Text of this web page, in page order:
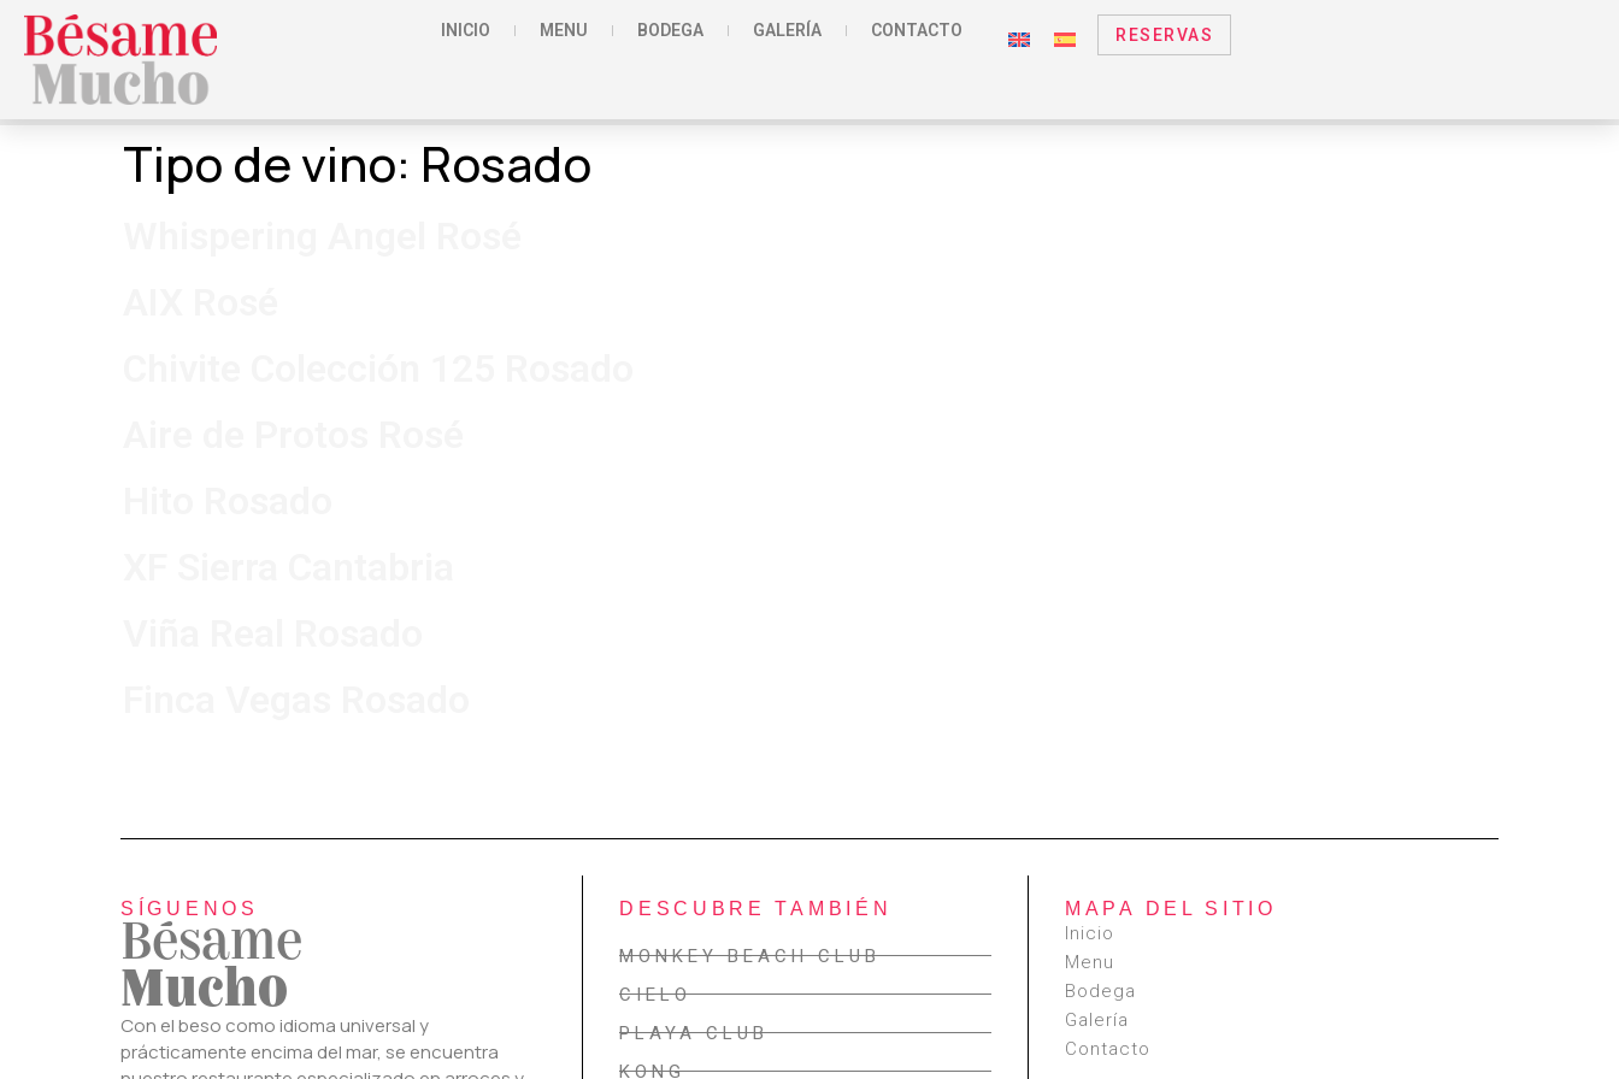
INICIO MENU BODEGA GALERÍA CONTACTO RESERVAS
Tipo de vino: Rosado
SÍGUENOS
Bésame
Mucho
Con el beso como idioma universal y
prácticamente encima del mar, se encuentra
DESCUBRE TAMBIÉN
MONKEY BEACH CLUB
CIELO
PLAYA CLUB
KONG
MAPA DEL SITIO
Inicio
Menu
Bodega
Galería
Contacto